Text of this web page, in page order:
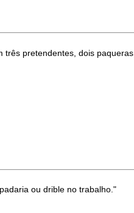
pretendentes, dois
ou drible no trabalho."